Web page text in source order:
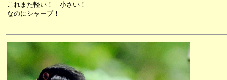
これまた軽い！ 小さい！
なのにシャープ！